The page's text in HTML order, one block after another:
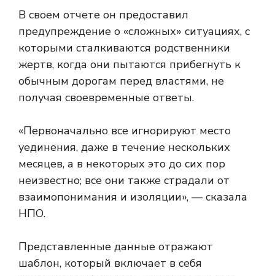
В своем отчете он предоставил
предупреждение о «сложных» ситуациях, с
которыми сталкиваются родственники
жертв, когда они пытаются прибегнуть к
обычным дорогам перед властями, не
получая своевременные ответы.
«Первоначально все игнорируют место
уединения, даже в течение нескольких
месяцев, а в некоторых это до сих пор
неизвестно; все они также страдали от
взаимопонимания и изоляции», — сказала
НПО.
Представленные данные отражают
шаблон, который включает в себя